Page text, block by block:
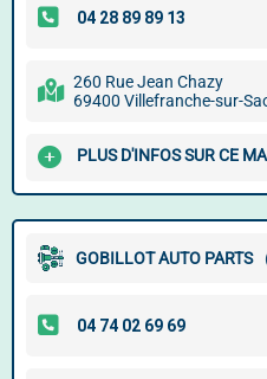
260 Rue Jean Chazy
69400 Villefranche-sur-
PLUS D'INFOS SUR CE
GOBILLOT AUTO PARTS